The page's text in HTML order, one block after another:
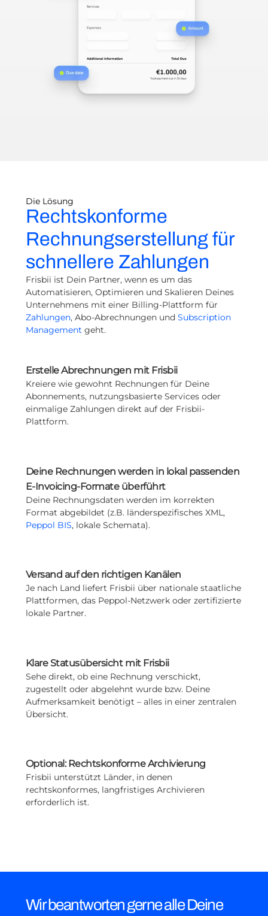
Die Lösung
Rechtskonforme
Rechnungserstellung für
schnellere Zahlungen
Frisbii ist Dein Partner, wenn es um das
Automatisieren, Optimieren und Skalieren Deines
Unternehmens mit einer Billing-Plattform für
Zahlungen, Abo-Abrechnungen und Subscription
Management geht.
Erstelle Abrechnungen mit Frisbii
Kreiere wie gewohnt Rechnungen für Deine
Abonnements, nutzungsbasierte Services oder
einmalige Zahlungen direkt auf der Frisbii-
Plattform.
Deine Rechnungen werden in lokal passenden
E-Invoicing-Formate überführt
Deine Rechnungsdaten werden im korrekten
Format abgebildet (z.B. länderspezifisches XML,
Peppol BIS, lokale Schemata).
Versand auf den richtigen Kanälen
Je nach Land liefert Frisbii über nationale staatliche
Plattformen, das Peppol-Netzwerk oder zertifizierte
lokale Partner.
Klare Statusübersicht mit Frisbii
Sehe direkt, ob eine Rechnung verschickt,
zugestellt oder abgelehnt wurde bzw. Deine
Aufmerksamkeit benötigt – alles in einer zentralen
Übersicht.
Optional: Rechtskonforme Archivierung
Frisbii unterstützt Länder, in denen
rechtskonformes, langfristiges Archivieren
erforderlich ist.
Wir beantworten gerne alle Deine